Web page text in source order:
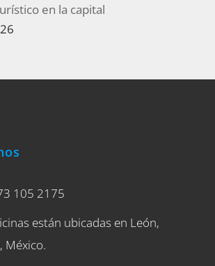
en la capital
105 2175
están ubicadas en León,
México.